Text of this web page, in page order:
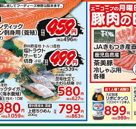
その他のレシピ